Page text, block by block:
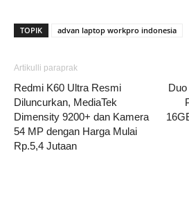
TOPIK advan laptop workpro indonesia
Artikulli paraprak
Redmi K60 Ultra Resmi
Diluncurkan, MediaTek
Dimensity 9200+ dan Kamera
54 MP dengan Harga Mulai
Rp.5,4 Jutaan